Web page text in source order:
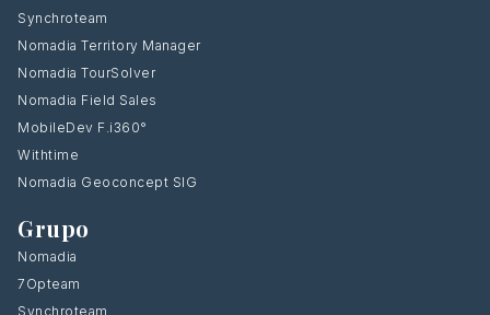
Synchroteam
Nomadia Territory Manager
Nomadia TourSolver
Nomadia Field Sales
MobileDev F.i360°
Withtime
Nomadia Geoconcept SIG
Grupo
Nomadia
7Opteam
Synchroteam